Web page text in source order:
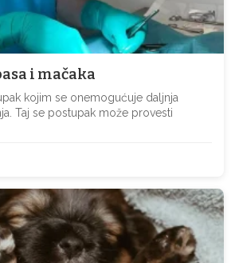
i mačaka
kojim se onemogućuje daljnja
Taj se postupak može provesti